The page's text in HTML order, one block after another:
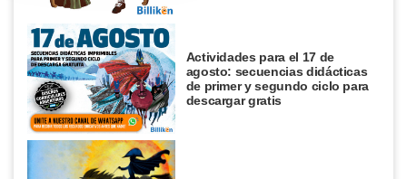
Actividades para el 17 de
agosto: secuencias didácticas
de primer y segundo ciclo para
descargar gratis